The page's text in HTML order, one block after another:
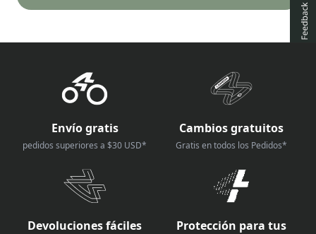
Envío gratis
pedidos superiores a $30 USD*
Cambios gratuitos
Gratis en todos los Pedidos*
Devoluciones fáciles
Protección para tus